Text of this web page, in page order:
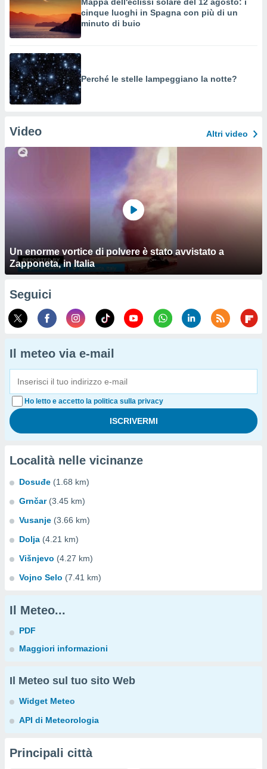
cinque luoghi in Spagna con più di un
minuto di buio
Perché le stelle lampeggiano la notte?
Video Altri video
Un enorme vortice di polvere è stato avvistato a
Zapponeta, in Italia
Seguici
Il meteo via e-mail
Ho letto e accetto la politica sulla privacy
Località nelle vicinanze
Dosuđe (1.68 km)
Grnčar (3.45 km)
Vusanje (3.66 km)
Dolja (4.21 km)
Višnjevo (4.27 km)
Vojno Selo (7.41 km)
Il Meteo...
PDF
Maggiori informazioni
Il Meteo sul tuo sito Web
Widget Meteo
API di Meteorologia
Principali città